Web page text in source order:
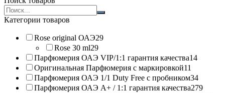
Search
products:
Категории товаров
Rose original ОАЭ29
Rose 30 ml29
Парфюмерия ОАЭ VIP/1:1 гарантия качества14
Оригинальная Парфюмерия с маркировкой11
Парфюмерия ОАЭ 1/1 Duty Free с пробником34
Парфюмерия ОАЭ A+ / 1:1 гарантия качества279